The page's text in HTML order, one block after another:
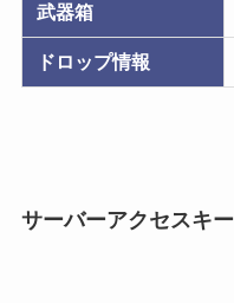
武器箱
ドロップ情報
サーバーアクセスキー